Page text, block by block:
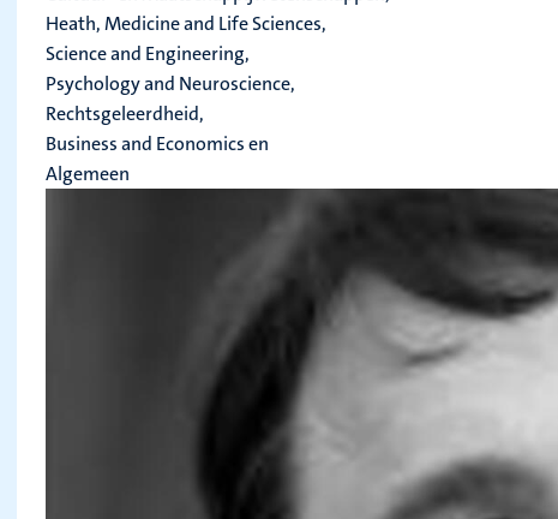
Heath, Medicine and Life Sciences,
Science and Engineering,
Psychology and Neuroscience,
Rechtsgeleerdheid,
Business and Economics en
Algemeen